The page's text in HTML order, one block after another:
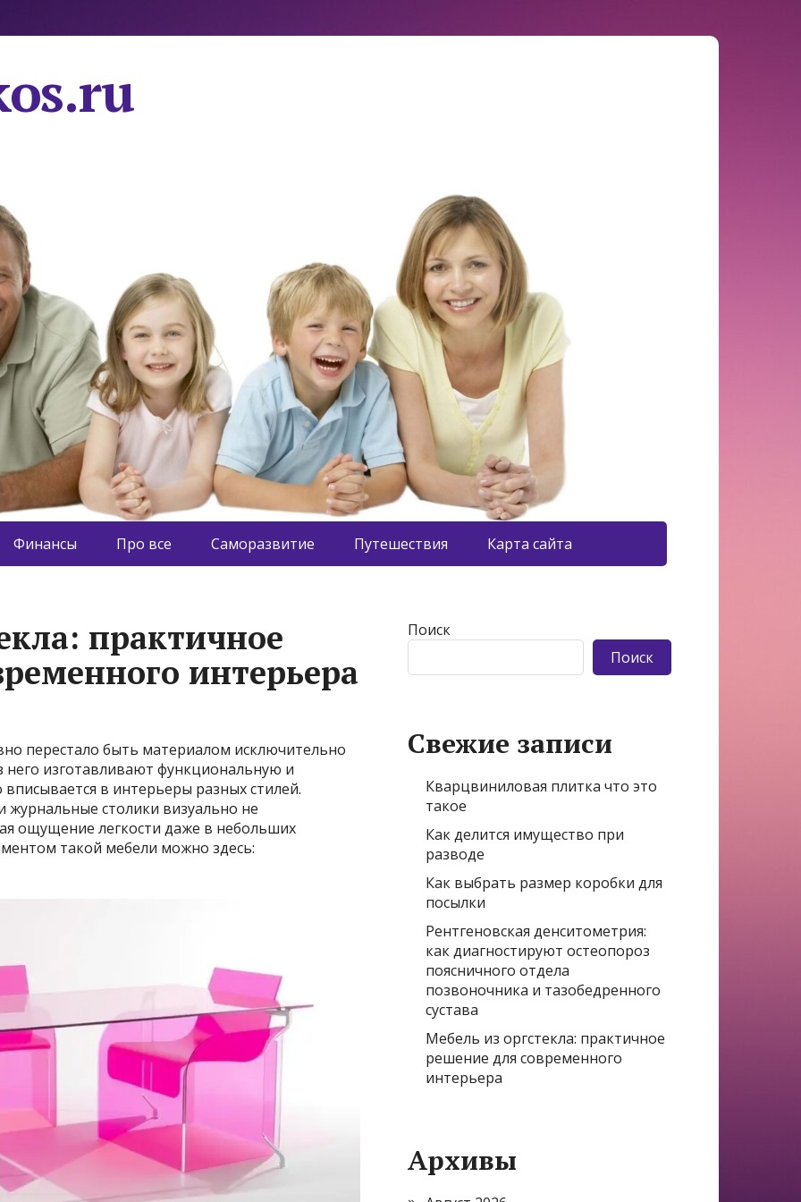
Финансы Про все Саморазвитие Путешествия Карта сайта
практичное
интерьера
перестало быть материалом исключительно
изготавливают функциональную и
в интерьеры разных стилей.
столики визуально не
ощущение легкости даже в небольших
такой мебели можно здесь:
Поиск
Поиск
Свежие записи
Кварцвиниловая плитка что это
такое
Как делится имущество при
разводе
Как выбрать размер коробки для
посылки
Рентгеновская денситометрия:
как диагностируют остеопороз
поясничного отдела
позвоночника и тазобедренного
сустава
Мебель из оргстекла: практичное
решение для современного
интерьера
Архивы